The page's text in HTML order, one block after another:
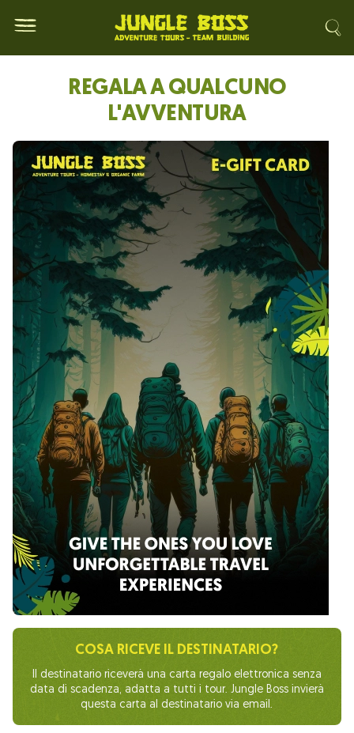
REGALA A QUALCUNO
L'AVVENTURA
COSA RICEVE IL DESTINATARIO?
Il destinatario riceverà una carta regalo elettronica senza
data di scadenza, adatta a tutti i tour. Jungle Boss invierà
questa carta al destinatario via email.